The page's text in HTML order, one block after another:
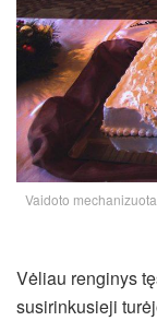
Vaidoto
Vėliau renginys
susirinkusieji